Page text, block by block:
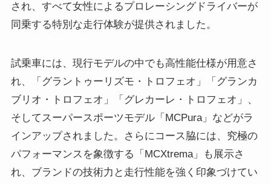
され、すべて女性によるプロレーシングドライバーが
同乗する特別な走行体験が提供されました。
試乗車には、現行モデルの中でも高性能仕様が用意さ
れ、「グラントゥーリズモ・トロフェオ」「グランカ
ブリオ・トロフェオ」「グレカーレ・トロフェオ」、
そしてスーパースポーツモデル「MCPura」などがラ
インアップされました。さらにコース脇には、究極の
パフォーマンスを象徴する「MCXtrema」も展示さ
れ、ブランドの技術力と走行性能を強く印象づけてい